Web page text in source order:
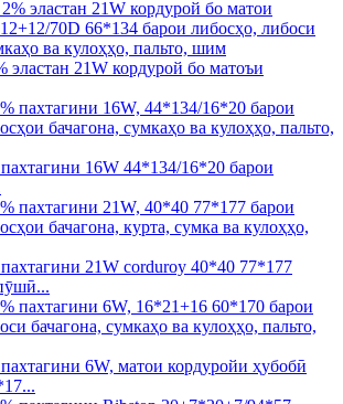
эластан 21W кордурой бо матоъи
16W 44*134/16*20 барои
21W corduroy 40*40 77*177
6W, матои кордуройи ҳубобӣ